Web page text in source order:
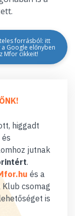
forrásból: itt
Google előnyben
Mfor cikkeit!
higgadt
jutnak
.
és a
csomag
is